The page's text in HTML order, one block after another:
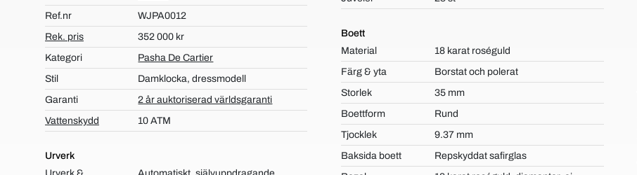
Ref.nr
WJPA0012
Rek. pris
352 000 kr
Kategori
Pasha De Cartier
Stil
Damklocka, dressmodell
Garanti
2 år auktoriserad världsgaranti
Vattenskydd
10 ATM
Urverk
Boett
Material
18 karat roséguld
Färg & yta
Borstat och polerat
Storlek
35 mm
Boettform
Rund
Tjocklek
9.37 mm
Baksida boett
Repskyddat safirglas